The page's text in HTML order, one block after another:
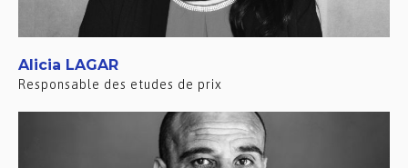
Alicia LAGAR
Responsable des etudes de prix